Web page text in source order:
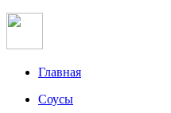
Главная
Соусы